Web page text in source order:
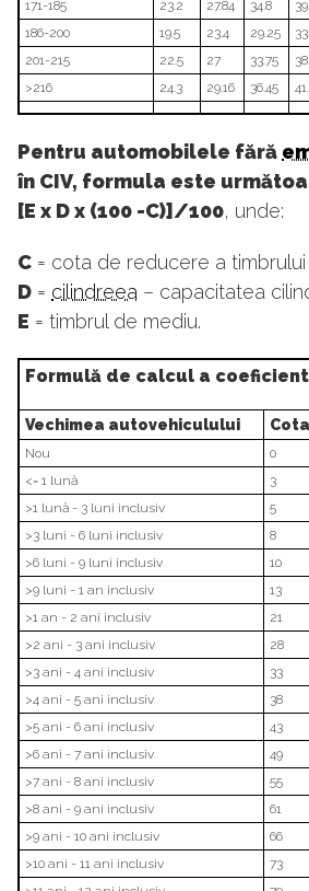
171-185
23.2 27.84 34.8
186-200
19.5 23.4 29.25
201-215
22.5 27 33.75
>216
24.3 29.16 36.45
Pentru automobilele fără
în CIV, formula este
[E x D x (100 -C)]/100, unde:
C = cota de reducere a
D = cilindreea – capacitatea
E = timbrul de mediu.
Formulă de calcul a
Vechimea autovehiculului
Nou
0
<= 1 lună
3
>1 lună - 3 luni inclusiv
5
>3 luni - 6 luni inclusiv
8
>6 luni - 9 luni inclusiv
10
>9 luni - 1 an inclusiv
13
>1 an - 2 ani inclusiv
21
>2 ani - 3 ani inclusiv
28
>3 ani - 4 ani inclusiv
33
>4 ani - 5 ani inclusiv
38
>5 ani - 6 ani inclusiv
43
>6 ani - 7 ani inclusiv
49
>7 ani - 8 ani inclusiv
55
>8 ani - 9 ani inclusiv
61
>9 ani - 10 ani inclusiv
66
>10 ani - 11 ani inclusiv
73